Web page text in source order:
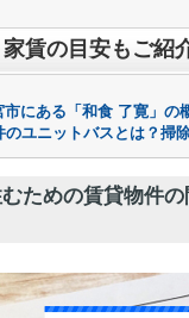
賃の目安もご紹
にある「和食 了寛」の
のユニットバスとは？掃
ための賃貸物件